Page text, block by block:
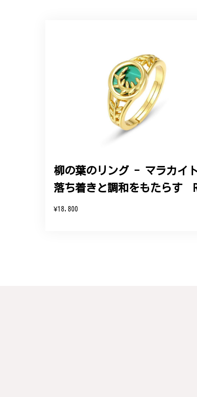
こちらのオーダーの細かい調整に何
エレガントな蛇バング
2024/11/20
バングルの腕周りのサイズ直しも料
この度は素晴らしいレ
参りますので、何か
この度は梨の花の指
らも心を込めた作品
柳の葉のリング - マラカイ
落ち着きと調和をもたらす
¥18,800